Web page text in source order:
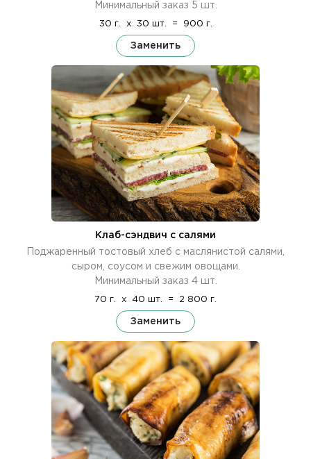
Минимальный заказ 5 шт.
30 г. x 30 шт. = 900 г.
Заменить
Клаб-сэндвич с салями
Поджаренный тостовый хлеб с маслянистой салями,
сыром, соусом и свежим овощами.
Минимальный заказ 4 шт.
70 г. x 40 шт. = 2 800 г.
Заменить